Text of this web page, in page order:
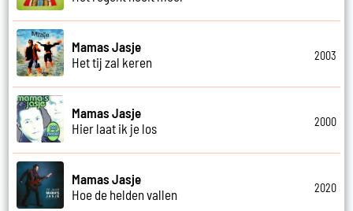
Mamas Jasje
Het tij zal keren
2003
Mamas Jasje
Hier laat ik je los
2000
Mamas Jasje
Hoe de helden vallen
2020